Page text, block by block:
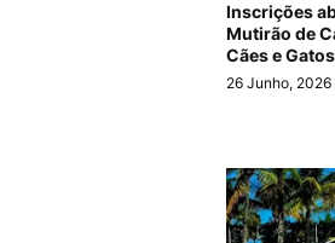
Inscrições
Mutirão de
Cães e
26 Junho, 2026